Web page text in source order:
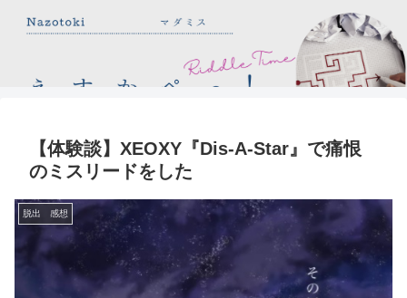
【体験談】XEOXY『Dis-A-Star』で痛恨
のミスリードをした
脱出 感想